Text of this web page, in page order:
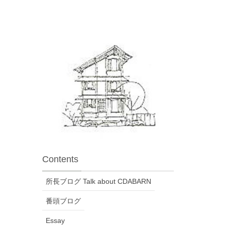
Contents
所長ブログ Talk about CDABARN
番頭ブログ
Essay